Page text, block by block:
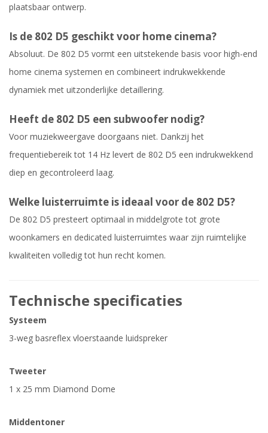
plaatsbaar ontwerp.
Is de 802 D5 geschikt voor home cinema?
Absoluut. De 802 D5 vormt een uitstekende basis voor high-end
home cinema systemen en combineert indrukwekkende
dynamiek met uitzonderlijke detaillering.
Heeft de 802 D5 een subwoofer nodig?
Voor muziekweergave doorgaans niet. Dankzij het
frequentiebereik tot 14 Hz levert de 802 D5 een indrukwekkend
diep en gecontroleerd laag.
Welke luisterruimte is ideaal voor de 802 D5?
De 802 D5 presteert optimaal in middelgrote tot grote
woonkamers en dedicated luisterruimtes waar zijn ruimtelijke
kwaliteiten volledig tot hun recht komen.
Technische specificaties
Systeem
3-weg basreflex vloerstaande luidspreker
Tweeter
1 x 25 mm Diamond Dome
Middentoner